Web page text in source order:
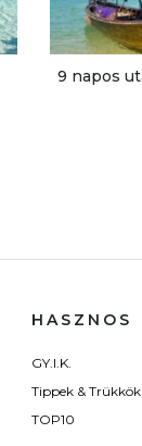
9 napos
HASZNOS
GY.I.K.
Tippek & Trükkök
TOP10